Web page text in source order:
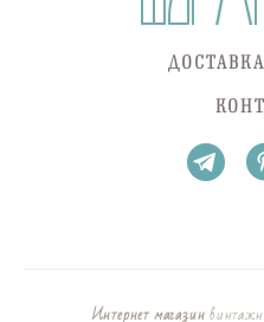
Интернет магазин